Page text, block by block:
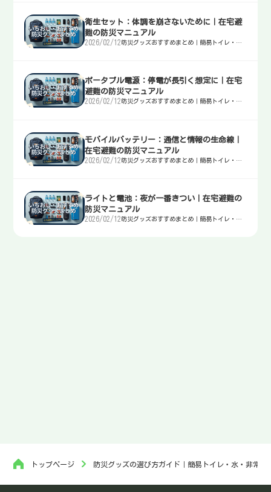
衛生セット：体調を崩さないために｜在宅避
難の防災マニュアル
2026/02/12 防災グッズおすすめまとめ｜簡易トイレ・
ポータブル電源：停電が長引く想定に｜在宅
避難の防災マニュアル
2026/02/12 防災グッズおすすめまとめ｜簡易トイレ・
モバイルバッテリー：通信と情報の生命線｜
在宅避難の防災マニュアル
2026/02/12 防災グッズおすすめまとめ｜簡易トイレ・
ライトと電池：夜が一番きつい｜在宅避難の
防災マニュアル
2026/02/12 防災グッズおすすめまとめ｜簡易トイレ・
トップページ 防災グッズの選び方ガイド｜簡易トイレ・水・非常